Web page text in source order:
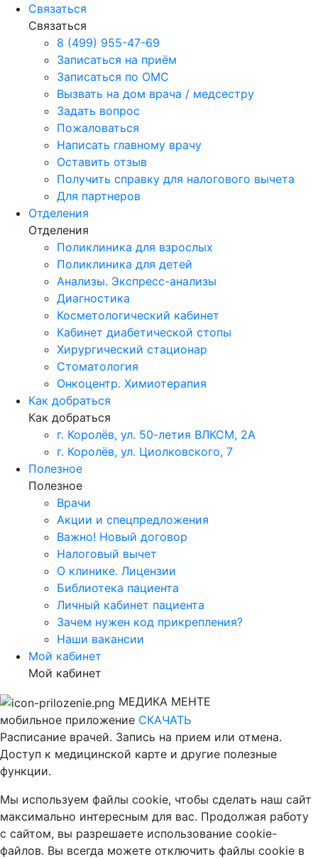
Связаться
Связаться
8 (499) 955-47-69
Записаться на приём
Записаться по ОМС
Вызвать на дом врача / медсестру
Задать вопрос
Пожаловаться
Написать главному врачу
Оставить отзыв
Получить справку для налогового вычета
Для партнеров
Отделения
Отделения
Поликлиника для взрослых
Поликлиника для детей
Анализы. Экспресс-анализы
Диагностика
Косметологический кабинет
Кабинет диабетической стопы
Хирургический стационар
Стоматология
Онкоцентр. Химиотерапия
Как добраться
Как добраться
г. Королёв, ул. 50-летия ВЛКСМ, 2А
г. Королёв, ул. Циолковского, 7
Полезное
Полезное
Врачи
Акции и спецпредложения
Важно! Новый договор
Налоговый вычет
О клинике. Лицензии
Библиотека пациента
Личный кабинет пациента
Зачем нужен код прикрепления?
Наши вакансии
Мой кабинет
Мой кабинет
МЕДИКА МЕНТЕ
мобильное приложение СКАЧАТЬ
Расписание врачей. Запись на прием или отмена.
Доступ к медицинской карте и другие полезные
функции.
Мы используем файлы cookie, чтобы сделать наш сайт
максимально интересным для вас. Продолжая работу
с сайтом, вы разрешаете использование cookie-
файлов. Вы всегда можете отключить файлы cookie в